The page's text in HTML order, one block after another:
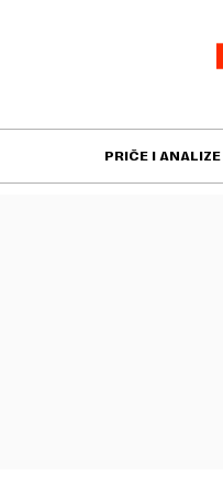
PRIČE I ANALIZE